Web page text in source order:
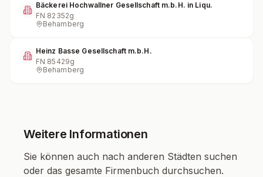
Bäckerei Hochwallner Gesellschaft m.b.H. in Liqu.
FN 82352g
Behamberg
Heinz Basse Gesellschaft m.b.H.
FN 85429g
Behamberg
Weitere Informationen
Sie können auch nach anderen Städten suchen
oder das gesamte Firmenbuch durchsuchen.